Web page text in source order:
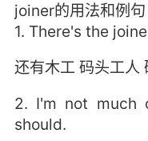
joiner的用法和例句
1. There's the
还有木工 码头工人
2. I'm not much
should.